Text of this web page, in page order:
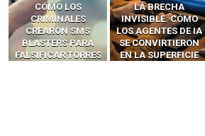
LA BRECHA
INVISIBLE: CÓMO
LOS AGENTES DE IA
SE CONVIRTIERON
EN LA SUPERFICIE
OLVIDA
METASPLOIT: CÓMO
PREDATOR HACKEA
CUALQUIER MÓVIL
CON ATAQUES